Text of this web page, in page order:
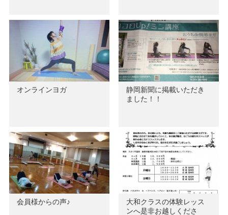
オンラインヨガ
静岡新聞に掲載いただき
ました！！
会員様からの声♪
大和クラスの体験レッス
ンへ是非お越しくださ